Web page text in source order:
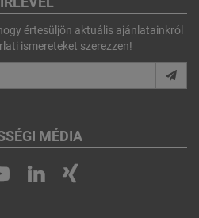
értesüljön aktuális ajánlatainkról
ismereteket szerezzen!
MÉDIA